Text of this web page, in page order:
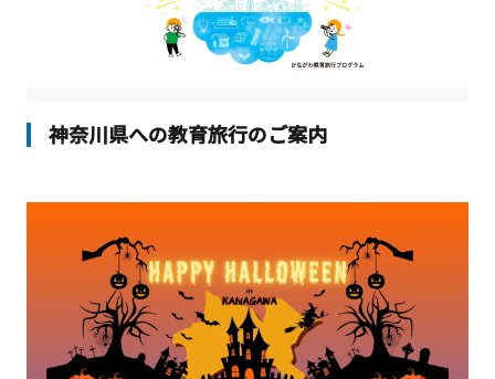
神奈川県への教育旅行のご案内